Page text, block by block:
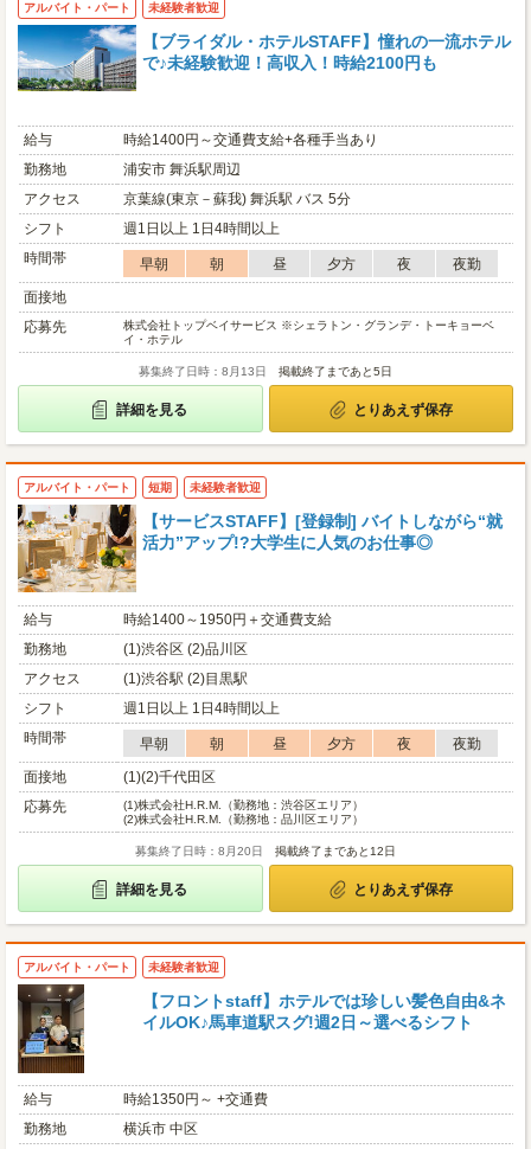
アルバイト・パート 未経験者歓迎
【ブライダル・ホテルSTAFF】憧れの一流ホテル
で♪未経験歓迎！高収入！時給2100円も
給与
時給1400円～交通費支給+各種手当あり
勤務地
浦安市 舞浜駅周辺
アクセス
京葉線(東京－蘇我) 舞浜駅 バス 5分
シフト
週1日以上 1日4時間以上
時間帯
早朝 朝 昼 夕方 夜
夜勤
面接地
応募先
株式会社トップベイサービス ※シェラトン・グランデ・トーキョーベ
イ・ホテル
募集終了日時：8月13日 掲載終了まであと5日
詳細を見る とりあえず保存
アルバイト・パート 短期 未経験者歓迎
【サービスSTAFF】[登録制] バイトしながら“就
活力”アップ!?大学生に人気のお仕事◎
給与
時給1400～1950円＋交通費支給
勤務地
(1)渋谷区 (2)品川区
アクセス
(1)渋谷駅 (2)目黒駅
シフト
週1日以上 1日4時間以上
時間帯
早朝 朝 昼 夕方 夜
夜勤
面接地
(1)(2)千代田区
応募先
(1)株式会社H.R.M.（勤務地：渋谷区エリア）
(2)株式会社H.R.M.（勤務地：品川区エリア）
募集終了日時：8月20日 掲載終了まであと12日
詳細を見る とりあえず保存
アルバイト・パート 未経験者歓迎
【フロントstaff】ホテルでは珍しい髪色自由&ネ
イルOK♪馬車道駅スグ!週2日～選べるシフト
給与
時給1350円～ +交通費
勤務地
横浜市 中区